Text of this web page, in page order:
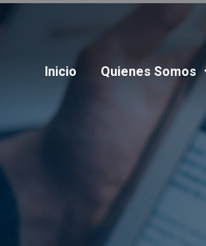
Inicio Quienes Somos